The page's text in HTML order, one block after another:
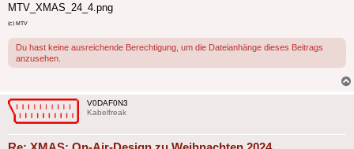
MTV_XMAS_24_4.png
(c) MTV
Du hast keine ausreichende Berechtigung, um die Dateianhänge dieses Beitrags
anzusehen.
V0DAF0N3
Kabelfreak